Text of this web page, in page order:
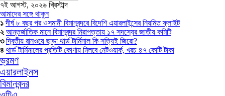
৭ই আগস্ট, ২০২৬ খ্রিস্টাব্দ
আমাদের সঙ্গে থাকুন
১ দীর্ঘ ৮ বছর পর ওসমানী বিমানবন্দরে বিদেশি এয়ারলাইন্সের নিয়মিত ফ্লাইট
২ আন্তর্জাতিক মানে বিমানবন্দর নিরাপত্তায় ১৭ সদস্যের জাতীয় কমিটি
৩ দ্বিতীয় রানওয়ে ছাড়া থার্ড টার্মিনাল কি সত্যিই জিরো?
৪ থার্ড টার্মিনালের প্রতিটি কোণায় মিলবে নেটওয়ার্ক, খরচ ৪৭ কোটি টাকা
ভ্রমণ
এয়ারলাইনস
বিমানবন্দর